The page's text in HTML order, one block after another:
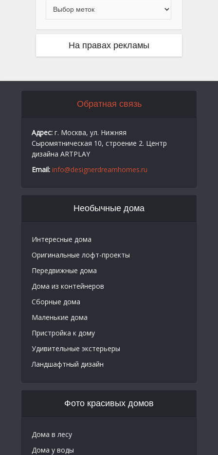
На правах рекламы
Обратная связь
Адрес: г. Москва, ул. Нижняя
Сыромятническая 10, строение 2. Центр
дизайна ARTPLAY
Email: info@designerdreamhomes.ru
Необычные дома
Интересные дома
Оригинальные лофт-проекты
Передвижные дома
Дома из контейнеров
Сборные дома
Маленькие дома
Пристройка к дому
Удивительные экстерьеры
Ландшафтный дизайн
Фото красивых домов
Дома в лесу
Дома у воды